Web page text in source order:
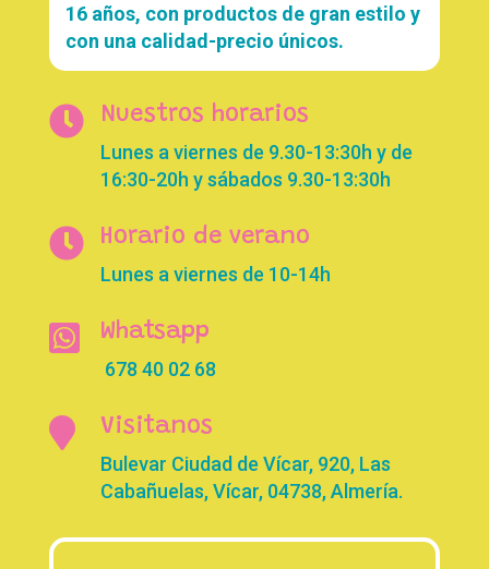
16 años, con productos de gran estilo y
con una calidad-precio únicos.
 Nuestros horarios
Lunes a viernes de 9.30-13:30h y de
16:30-20h y sábados 9.30-13:30h
 Horario de verano
Lunes a viernes de 10-14h
 Whatsapp
678 40 02 68
 Visitanos
Bulevar Ciudad de Vícar, 920, Las
Cabañuelas, Vícar, 04738, Almería.